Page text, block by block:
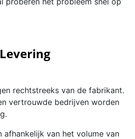
Levering
rechtstreeks van de fabrikant.
vertrouwde bedrijven worden
afhankelijk van het volume van